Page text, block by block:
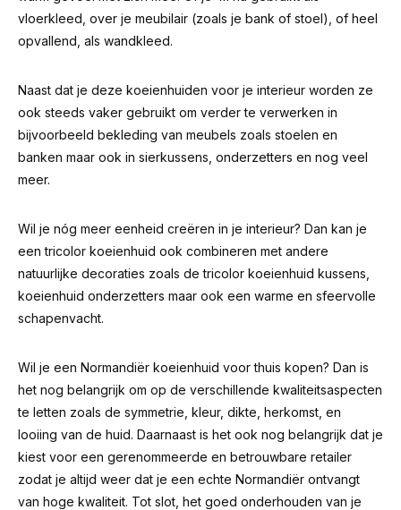
vloerkleed, over je meubilair (zoals je bank of stoel), of heel
opvallend, als wandkleed.
Naast dat je deze koeienhuiden voor je interieur worden ze
ook steeds vaker gebruikt om verder te verwerken in
bijvoorbeeld bekleding van meubels zoals stoelen en
banken maar ook in sierkussens, onderzetters en nog veel
meer.
Wil je nóg meer eenheid creëren in je interieur? Dan kan je
een tricolor koeienhuid ook combineren met andere
natuurlijke decoraties zoals de tricolor koeienhuid kussens,
koeienhuid onderzetters maar ook een warme en sfeervolle
schapenvacht.
Wil je een Normandiër koeienhuid voor thuis kopen? Dan is
het nog belangrijk om op de verschillende kwaliteitsaspecten
te letten zoals de symmetrie, kleur, dikte, herkomst, en
looiing van de huid. Daarnaast is het ook nog belangrijk dat je
kiest voor een gerenommeerde en betrouwbare retailer
zodat je altijd weer dat je een echte Normandiër ontvangt
van hoge kwaliteit. Tot slot, het goed onderhouden van je